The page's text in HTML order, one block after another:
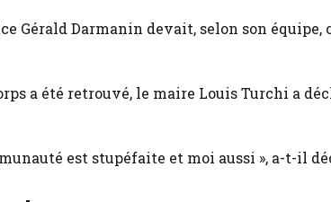
Gérald Darmanin devait, selon son
a été retrouvé, le maire Louis Turchi a
est stupéfaite et moi aussi », a-t-il